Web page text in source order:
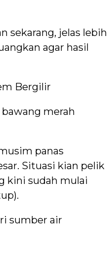
sekarang, jelas lebih
agar hasil
Bergilir
merah
panas
Situasi kian pelik
kini sudah mulai
sumber air